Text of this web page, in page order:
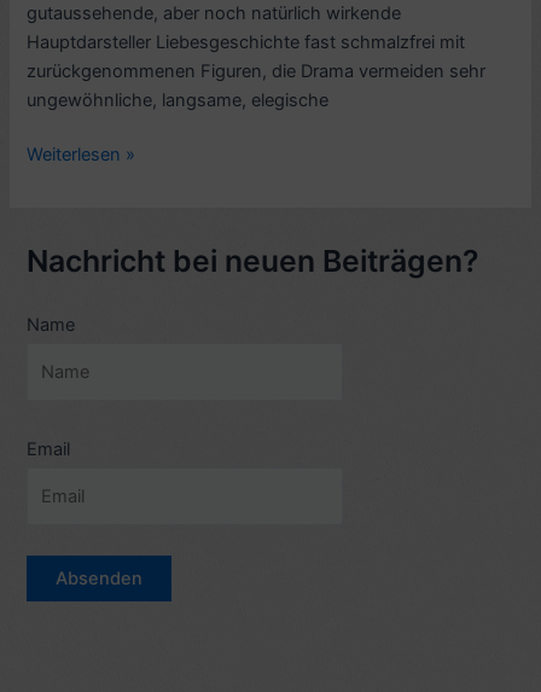
gutaussehende, aber noch natürlich wirkende
Hauptdarsteller Liebesgeschichte fast schmalzfrei mit
zurückgenommenen Figuren, die Drama vermeiden sehr
ungewöhnliche, langsame, elegische
Bollywood-
mit
Bachchan)
–
Sterne
Weiterlesen »
Nachricht bei neuen Beiträgen?
Name
Email